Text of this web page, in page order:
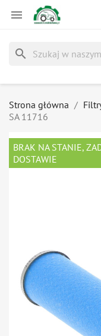

search
Strona główna
SA 11716
BRAK NA STANIE,
DOSTAWIE